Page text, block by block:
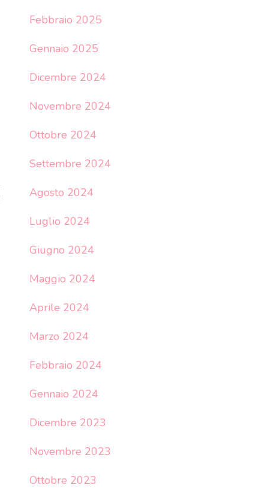
Febbraio 2025
Gennaio 2025
Dicembre 2024
Novembre 2024
Ottobre 2024
Settembre 2024
Agosto 2024
Luglio 2024
Giugno 2024
Maggio 2024
Aprile 2024
Marzo 2024
Febbraio 2024
Gennaio 2024
Dicembre 2023
Novembre 2023
Ottobre 2023